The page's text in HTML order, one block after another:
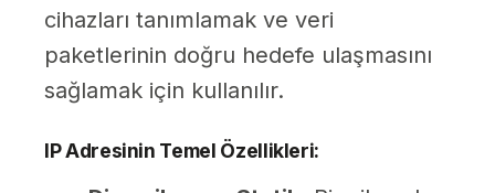
cihazları tanımlamak ve veri
paketlerinin doğru hedefe ulaşmasını
sağlamak için kullanılır.
IP Adresinin Temel Özellikleri: